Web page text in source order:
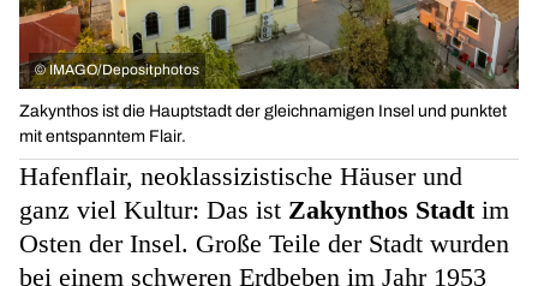
© IMAGO/Depositphotos
Zakynthos ist die Hauptstadt der gleichnamigen Insel und punktet
mit entspanntem Flair.
Hafenflair, neoklassizistische Häuser und
ganz viel Kultur: Das ist Zakynthos Stadt im
Osten der Insel. Große Teile der Stadt wurden
bei einem schweren Erdbeben im Jahr 1953